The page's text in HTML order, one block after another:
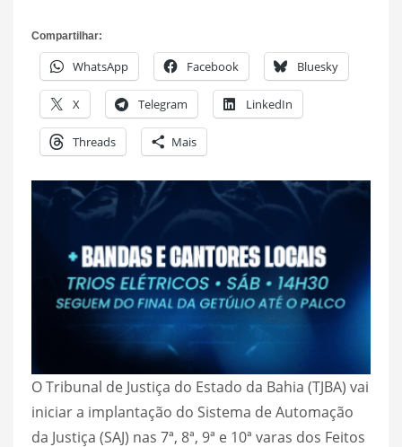
Compartilhar:
WhatsApp Facebook Bluesky
X Telegram LinkedIn
Threads Mais
O Tribunal de Justiça do Estado da Bahia (TJBA) vai
iniciar a implantação do Sistema de Automação
da Justiça (SAJ) nas 7ª, 8ª, 9ª e 10ª varas dos Feitos